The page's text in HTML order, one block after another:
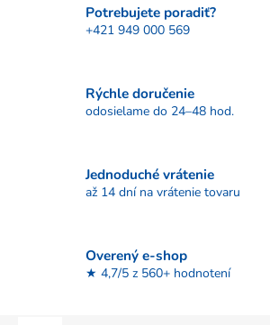
Potrebujete poradiť?
+421 949 000 569
Rýchle doručenie
odosielame do 24–48 hod.
Jednoduché vrátenie
až 14 dní na vrátenie tovaru
Overený e-shop
★ 4,7/5 z 560+ hodnotení